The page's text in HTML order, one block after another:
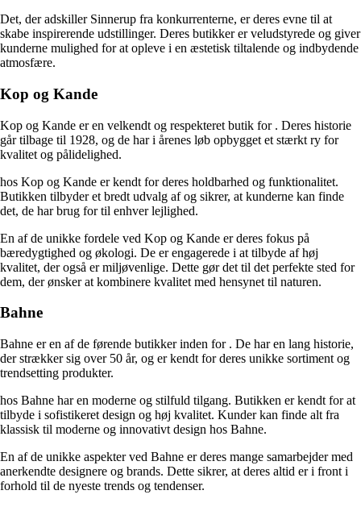
Det, der adskiller Sinnerup fra konkurrenterne, er deres evne til at
skabe inspirerende udstillinger. Deres butikker er veludstyrede og giver
kunderne mulighed for at opleve i en æstetisk tiltalende og indbydende
atmosfære.
Kop og Kande
Kop og Kande er en velkendt og respekteret butik for . Deres historie
går tilbage til 1928, og de har i årenes løb opbygget et stærkt ry for
kvalitet og pålidelighed.
hos Kop og Kande er kendt for deres holdbarhed og funktionalitet.
Butikken tilbyder et bredt udvalg afog sikrer, at kunderne kan finde
det, de har brug for til enhver lejlighed.
En af de unikke fordele ved Kop og Kande er deres fokus på
bæredygtighed og økologi. De er engagerede i at tilbyde af høj
kvalitet, der også er miljøvenlige. Dette gør det til det perfekte sted for
dem, der ønsker at kombinere kvalitet med hensynet til naturen.
Bahne
Bahne er en af ​​de førende butikker inden for . De har en lang historie,
der strækker sig over 50 år, og er kendt for deres unikke sortiment og
trendsetting produkter.
hos Bahne har en moderne og stilfuld tilgang. Butikken er kendt for at
tilbyde i sofistikeret design og høj kvalitet. Kunder kan finde alt fra
klassisk til moderne og innovativt design hos Bahne.
En af de unikke aspekter ved Bahne er deres mange samarbejder med
anerkendte designere og brands. Dette sikrer, at deres altid er i front i
forhold til de nyeste trends og tendenser.